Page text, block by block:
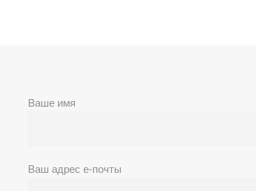
Ваше имя
Ваш адрес е-почты